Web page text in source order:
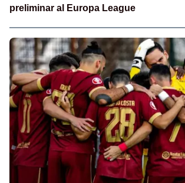
preliminar al Europa League